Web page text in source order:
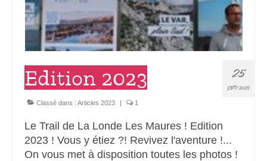
25
SEP 2023
Edition 2023
Classé dans : Articles 2023 | 1
Le Trail de La Londe Les Maures ! Edition
2023 ! Vous y étiez ?! Revivez l'aventure !...
On vous met à disposition toutes les photos !